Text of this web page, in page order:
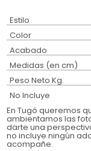
Estilo
Color
Acabado
Medidas (en cm)
Peso Neto Kg.
No Incluye
En Tugó queremos
ambientamos las
darte una
no incluye ningún
acompañe.